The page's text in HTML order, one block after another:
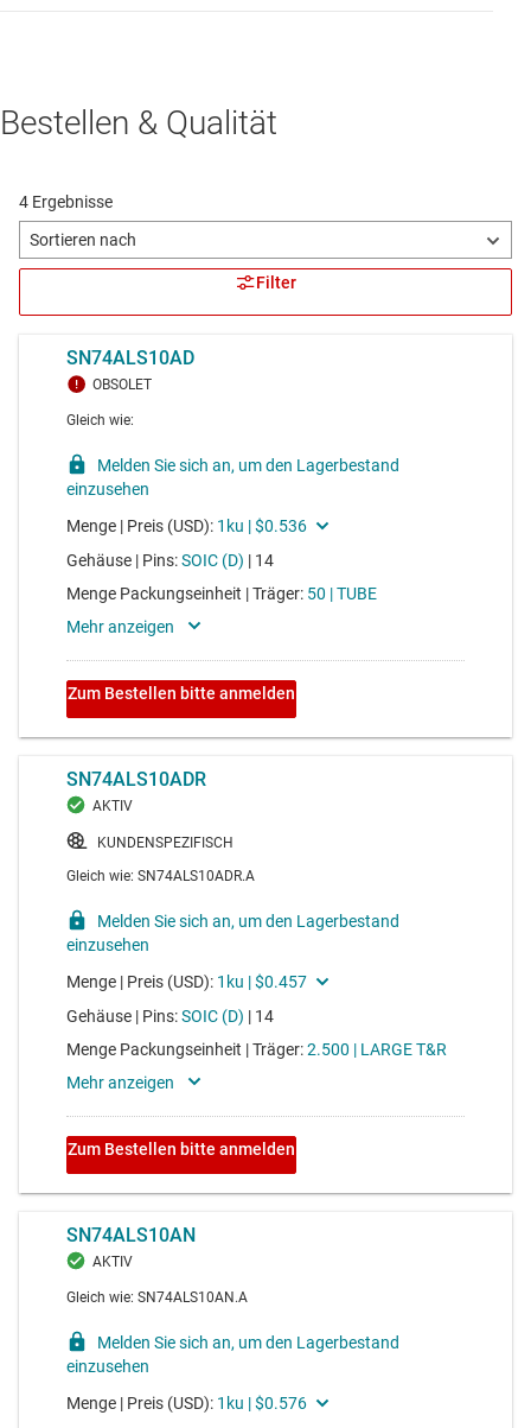
Bestellen & Qualität